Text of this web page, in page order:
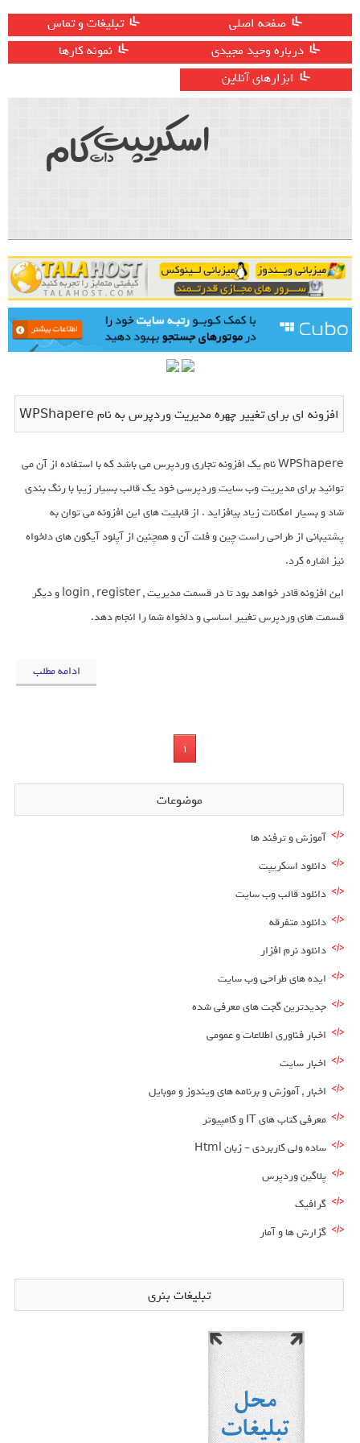
صفحه اصلی
تبلیغات و تماس
درباره وحید مجیدی
نمونه کارها
ابزارهای آنلاین
افزونه ای برای تغییر چهره مدیریت وردپرس به نام WPShapere
WPShapere نام یک افزونه تجاری وردپرس می باشد که با استفاده از آن می
توانید برای مدیریت وب سایت وردپرسی خود یک قالب بسیار زیبا با رنگ بندی
شاد و بسیار امکانات زیاد بیافزاید . از قابلیت های این افزونه می توان به
پشتیبانی از طراحی راست چین و فلت آن و همچنین از آپلود آیکون های دلخواه
نیز اشاره کرد.
این افزونه قادر خواهد بود تا در قسمت مدیریت , login , register و دیگر
قسمت های وردپرس تغییر اساسی و دلخواه شما را انجام دهد.
ادامه مطلب
1
موضوعات
آموزش و ترفند ها
دانلود اسکریپت
دانلود قالب وب سایت
دانلود متفرقه
دانلود نرم افزار
ایده های طراحی وب سایت
جدیدترین گجت های معرفی شده
اخبار فناوری اطلاعات و عمومی
اخبار سایت
اخبار , آموزش و برنامه های ویندوز و موبایل
معرفی کتاب های IT و کامپیوتر
ساده ولی کاربردی – زبان Html
پلاگین وردپرس
گرافیک
گزارش ها و آمار
تبلیغات بنری